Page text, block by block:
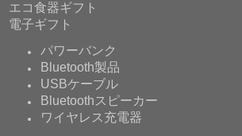
エコ食器ギフト
電子ギフト
パワーバンク
Bluetooth製品
USBケーブル
Bluetoothスピーカー
ワイヤレス充電器